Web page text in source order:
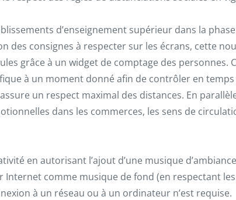
d’enseignement supérieur dans la
des consignes à respecter sur les écrans, cette
grâce à un widget de comptage des personnes.
à un moment donné afin de contrôler en
un respect maximal des distances. En
dans les commerces, les sens de
en autorisant l’ajout d’une musique
comme musique de fond (en respectant
à un réseau ou à un ordinateur n’est requise.